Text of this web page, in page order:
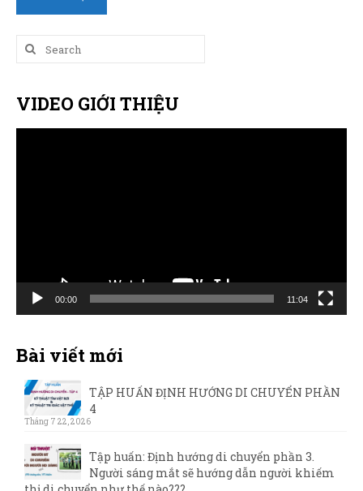
Search
for:
VIDEO GIỚI THIỆU
00:00 11:04
Bài viết mới
TẬP HUẤN ĐỊNH HƯỚNG DI CHUYỂN PHẦN
4
Tháng 7 22, 2026
Tập huấn: Định hướng di chuyển phần 3.
Người sáng mắt sẽ hướng dẫn người khiếm